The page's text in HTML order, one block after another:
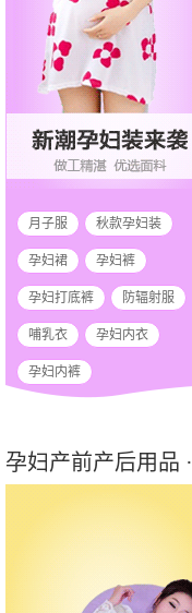
月子服 秋款孕妇装
孕妇裙 孕妇裤
孕妇打底裤 防辐射服
哺乳衣 孕妇内衣
孕妇内裤
孕妇产前产后用品 ·